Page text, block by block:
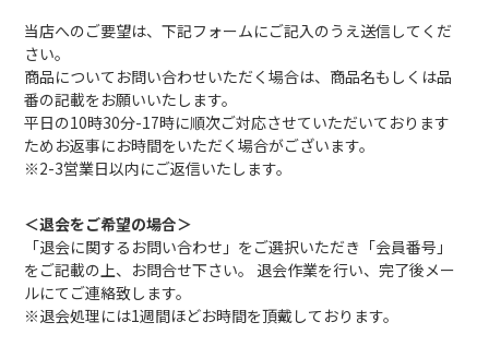
当店へのご要望は、下記フォームにご記入のうえ送信してくだ
さい。
商品についてお問い合わせいただく場合は、商品名もしくは品
番の記載をお願いいたします。
平日の10時30分-17時に順次ご対応させていただいております
ためお返事にお時間をいただく場合がございます。
※2-3営業日以内にご返信いたします。
＜退会をご希望の場合＞
「退会に関するお問い合わせ」をご選択いただき「会員番号」
をご記載の上、お問合せ下さい。 退会作業を行い、完了後メー
ルにてご連絡致します。
※退会処理には1週間ほどお時間を頂戴しております。